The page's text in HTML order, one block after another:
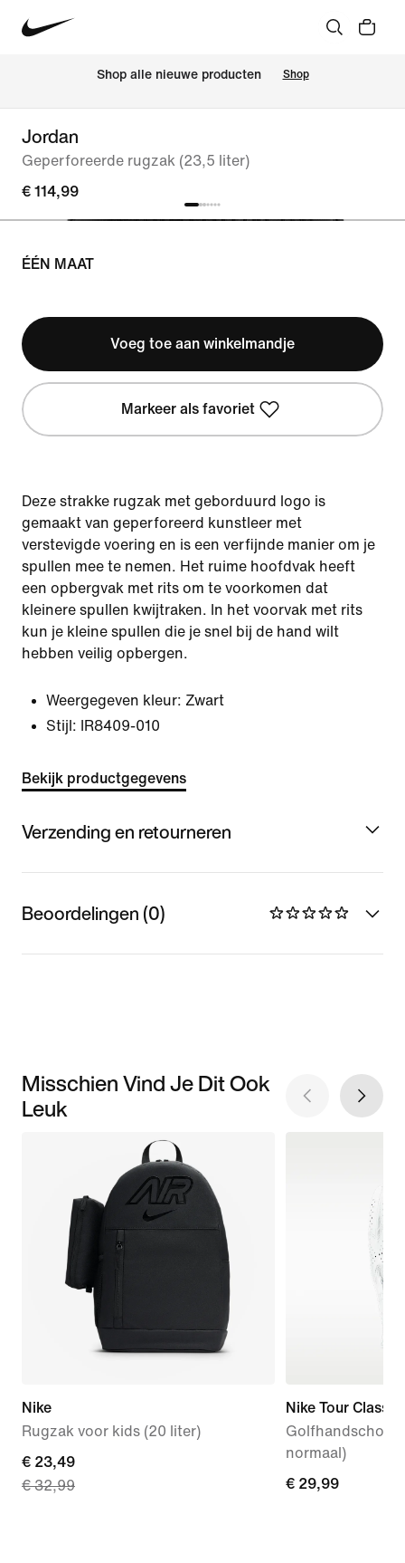
Shop alle nieuwe producten Shop
Jordan
Geperforeerde rugzak (23,5 liter)
€ 114,99
ÉÉN MAAT
Voeg toe aan winkelmandje
Markeer als favoriet
Deze strakke rugzak met geborduurd logo is
gemaakt van geperforeerd kunstleer met
verstevigde voering en is een verfijnde manier om je
spullen mee te nemen. Het ruime hoofdvak heeft
een opbergvak met rits om te voorkomen dat
kleinere spullen kwijtraken. In het voorvak met rits
kun je kleine spullen die je snel bij de hand wilt
hebben veilig opbergen.
Weergegeven kleur: Zwart
Stijl:
IR8409-010
Bekijk productgegevens
Verzending en retourneren
Beoordelingen (0)
Misschien Vind Je Dit Ook
Leuk
Nike
Rugzak voor kids (20 liter)
current
price
€ 23,49
€ 32,99
Nike Tour Classic
Golfhandschoen
normaal)
€ 29,99
€ 29,99